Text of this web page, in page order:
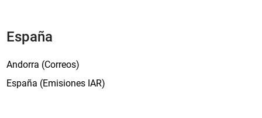
España
Andorra (Correos)
España (Emisiones IAR)